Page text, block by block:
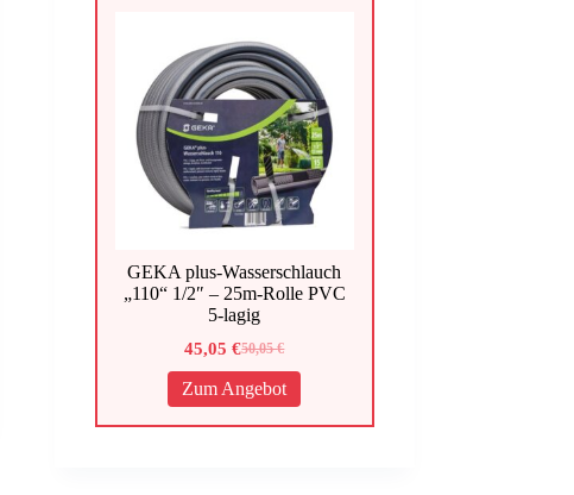
GEKA plus-Wasserschlauch
„110“ 1/2″ – 25m-Rolle PVC
5-lagig
50,05€
Ursprünglicher
Preis
war:
50,05 €
45,05€
Aktueller
Preis
ist:
45,05 €.
Zum Angebot